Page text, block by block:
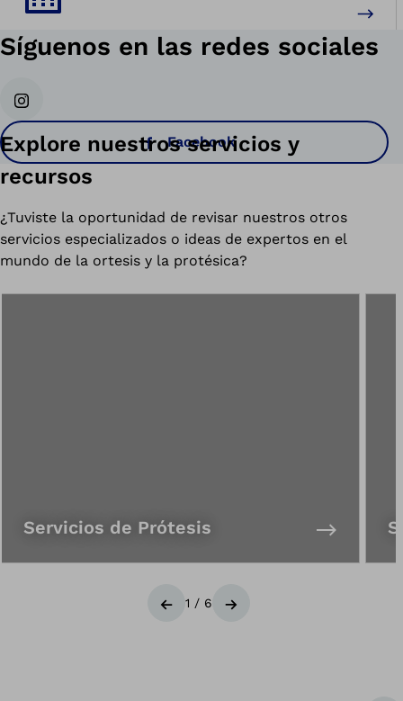
Síguenos en las redes sociales
Instagram
Facebook
Explore nuestros servicios y
recursos
¿Tuviste la oportunidad de revisar nuestros otros
servicios especializados o ideas de expertos en el
mundo de la ortesis y la protésica?
Servicios de Prótesis
Anterior
1 / 6 Siguiente